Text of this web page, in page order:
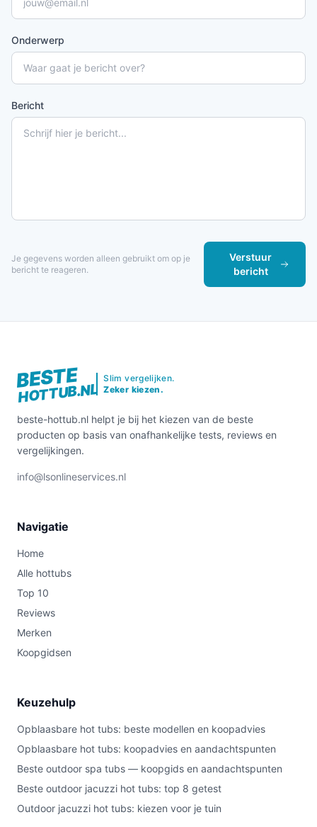
Onderwerp
Bericht
Je gegevens worden alleen gebruikt om op je
bericht te reageren.
Verstuur
bericht
BESTE
HOTTUB.NL
Slim vergelijken.
Zeker kiezen.
beste-hottub.nl helpt je bij het kiezen van de beste
producten op basis van onafhankelijke tests, reviews en
vergelijkingen.
info@lsonlineservices.nl
Navigatie
Home
Alle hottubs
Top 10
Reviews
Merken
Koopgidsen
Keuzehulp
Opblaasbare hot tubs: beste modellen en koopadvies
Opblaasbare hot tubs: koopadvies en aandachtspunten
Beste outdoor spa tubs — koopgids en aandachtspunten
Beste outdoor jacuzzi hot tubs: top 8 getest
Outdoor jacuzzi hot tubs: kiezen voor je tuin